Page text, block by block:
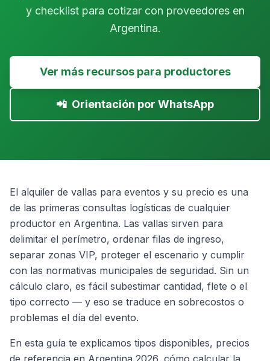
y checklist para cotizar con proveedores en
Argentina.
Ver más recursos para productores
📲 Orientación por WhatsApp
El alquiler de vallas para eventos y su precio es una
de las primeras consultas logísticas de cualquier
productor en Argentina. Las vallas sirven para
delimitar el perímetro, ordenar filas de ingreso,
separar zonas VIP, proteger el escenario y cumplir
con las normativas municipales de seguridad. Sin un
cálculo claro, es fácil subestimar cantidad, flete o el
tipo correcto — y eso se traduce en sobrecostos o
problemas el día del evento.
En esta guía te explicamos tipos disponibles, precios
de referencia en Argentina 2026, cómo calcular la